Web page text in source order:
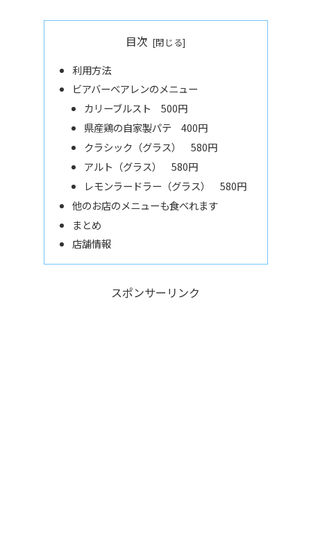
目次
利用方法
ビアバーベアレンのメニュー
カリーブルスト 500円
県産鶏の自家製パテ 400円
クラシック（グラス） 580円
アルト（グラス） 580円
レモンラードラー（グラス） 580円
他のお店のメニューも食べれます
まとめ
店舗情報
スポンサーリンク